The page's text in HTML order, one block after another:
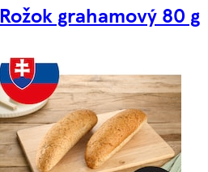
Rožok grahamový 80 g